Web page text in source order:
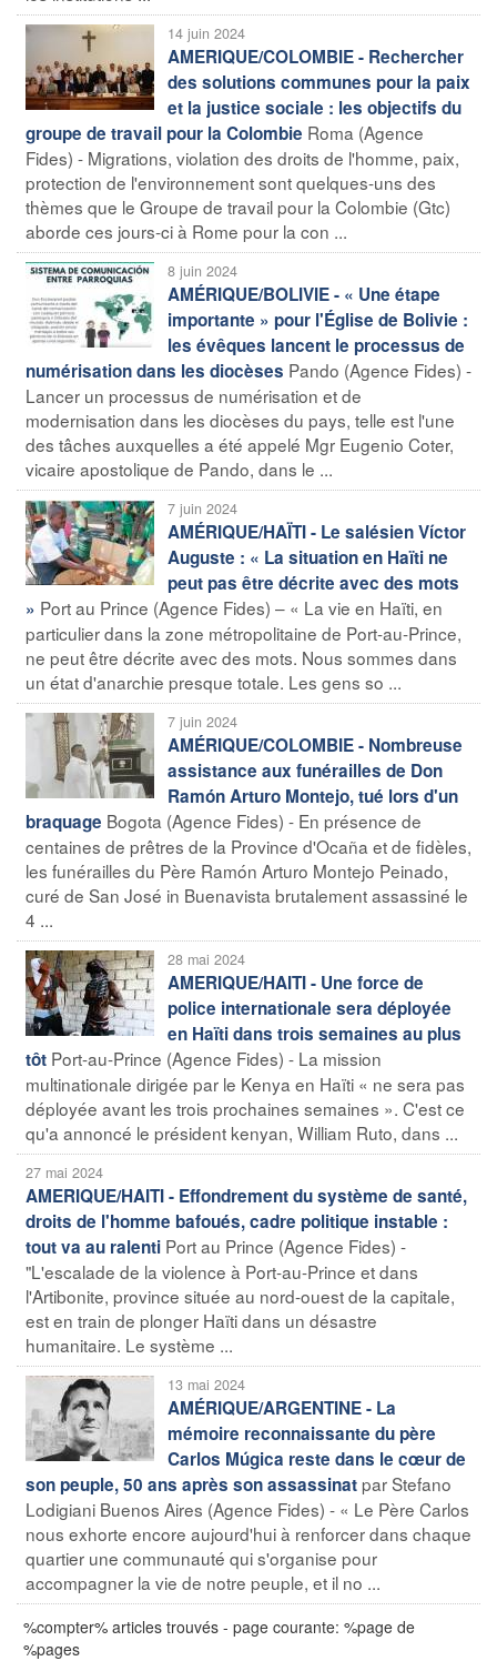
14 juin 2024
AMERIQUE/COLOMBIE - Rechercher
des solutions communes pour la paix
et la justice sociale : les objectifs du
groupe de travail pour la Colombie Roma (Agence
Fides) - Migrations, violation des droits de l'homme, paix,
protection de l'environnement sont quelques-uns des
thèmes que le Groupe de travail pour la Colombie (Gtc)
aborde ces jours-ci à Rome pour la con ...
8 juin 2024
AMÉRIQUE/BOLIVIE - « Une étape
importante » pour l'Église de Bolivie :
les évêques lancent le processus de
numérisation dans les diocèses Pando (Agence Fides) -
Lancer un processus de numérisation et de
modernisation dans les diocèses du pays, telle est l'une
des tâches auxquelles a été appelé Mgr Eugenio Coter,
vicaire apostolique de Pando, dans le ...
7 juin 2024
AMÉRIQUE/HAÏTI - Le salésien Víctor
Auguste : « La situation en Haïti ne
peut pas être décrite avec des mots
» Port au Prince (Agence Fides) – « La vie en Haïti, en
particulier dans la zone métropolitaine de Port-au-Prince,
ne peut être décrite avec des mots. Nous sommes dans
un état d'anarchie presque totale. Les gens so ...
7 juin 2024
AMÉRIQUE/COLOMBIE - Nombreuse
assistance aux funérailles de Don
Ramón Arturo Montejo, tué lors d'un
braquage Bogota (Agence Fides) - En présence de
centaines de prêtres de la Province d'Ocaña et de fidèles,
les funérailles du Père Ramón Arturo Montejo Peinado,
curé de San José in Buenavista brutalement assassiné le
4 ...
28 mai 2024
AMERIQUE/HAITI - Une force de
police internationale sera déployée
en Haïti dans trois semaines au plus
tôt Port-au-Prince (Agence Fides) - La mission
multinationale dirigée par le Kenya en Haïti « ne sera pas
déployée avant les trois prochaines semaines ». C'est ce
qu'a annoncé le président kenyan, William Ruto, dans ...
27 mai 2024
AMERIQUE/HAITI - Effondrement du système de santé,
droits de l'homme bafoués, cadre politique instable :
tout va au ralenti Port au Prince (Agence Fides) -
"L'escalade de la violence à Port-au-Prince et dans
l'Artibonite, province située au nord-ouest de la capitale,
est en train de plonger Haïti dans un désastre
humanitaire. Le système ...
13 mai 2024
AMÉRIQUE/ARGENTINE - La
mémoire reconnaissante du père
Carlos Múgica reste dans le cœur de
son peuple, 50 ans après son assassinatpar Stefano
Lodigiani Buenos Aires (Agence Fides) - « Le Père Carlos
nous exhorte encore aujourd'hui à renforcer dans chaque
quartier une communauté qui s'organise pour
accompagner la vie de notre peuple, et il no ...
%compter% articles trouvés - page courante: %page de
%pages